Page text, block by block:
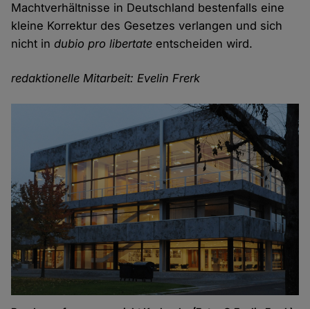
Machtverhältnisse in Deutschland bestenfalls eine
kleine Korrektur des Gesetzes verlangen und sich
nicht indubio pro libertate entscheiden wird.
redaktionelle Mitarbeit: Evelin Frerk